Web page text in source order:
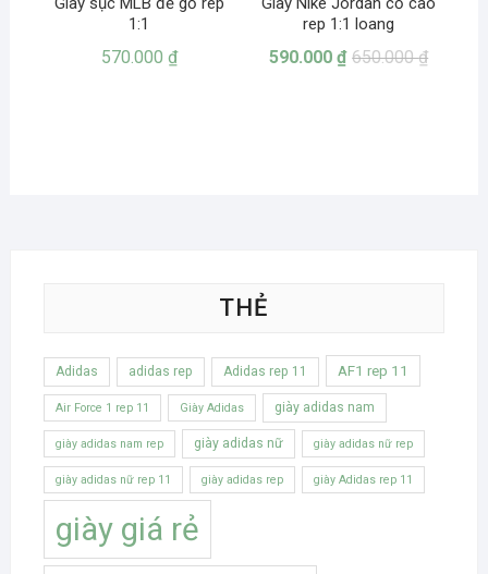
1:1
570.000 ₫
rep 1:1 loang
650.000₫
590.000₫
THẺ
Adidas adidas rep Adidas rep 11 AF1 rep 11
Air Force 1 rep 11 Giày Adidas giày adidas nam
giày adidas nam rep giày adidas nữ giày adidas nữ rep
giày adidas nữ rep 11 giày adidas rep giày Adidas rep 11
giày giá rẻ